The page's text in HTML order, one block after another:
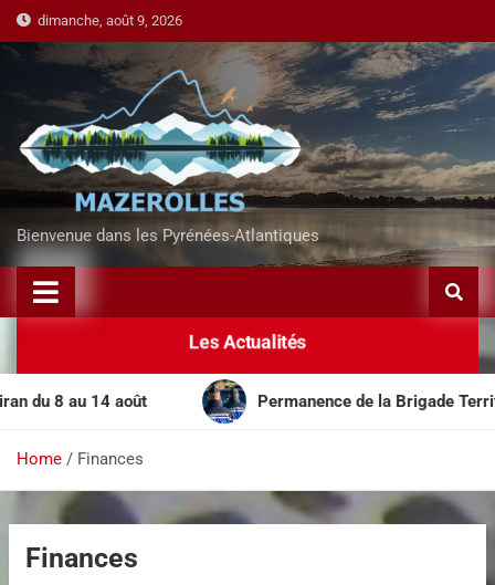
dimanche, août 9, 2026
Bienvenue dans les Pyrénées-Atlantiques
Les Actualités
8 au 14 août Permanence de la Brigade
Home Finances
Finances